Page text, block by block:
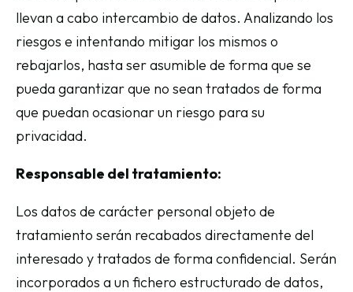
llevan a cabo intercambio de datos. Analizando los
riesgos e intentando mitigar los mismos o
rebajarlos, hasta ser asumible de forma que se
pueda garantizar que no sean tratados de forma
que puedan ocasionar un riesgo para su
privacidad.
Responsable del tratamiento:
Los datos de carácter personal objeto de
tratamiento serán recabados directamente del
interesado y tratados de forma confidencial. Serán
incorporados a un fichero estructurado de datos,